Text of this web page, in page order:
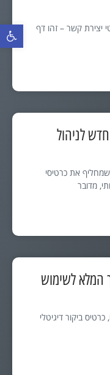
יצירת קשר – זהו דף
לניהול
את כרטיסי
מדובר
המלא לשימוש
ביקור דיגיטלי
פתח